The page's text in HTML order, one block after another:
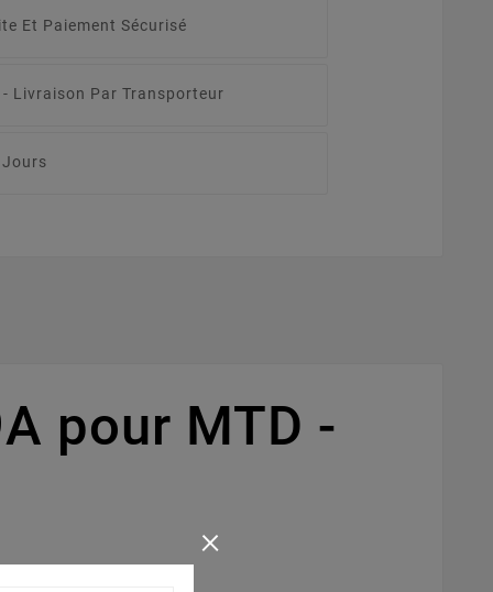
Et Paiement Sécurisé
Livraison Par Transporteur
Jours
pour MTD -
×